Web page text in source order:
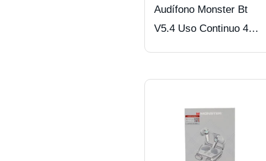
Audífono Monster Bt
V5.4 Uso Continuo 4